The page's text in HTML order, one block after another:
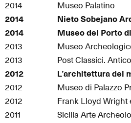
2014 Museo Palatino
2014
Nieto Sobejano
2014
Museo del Porto
2013
2013
2012 L’architettura del
2012
Museo di Palazzo
2012
2011